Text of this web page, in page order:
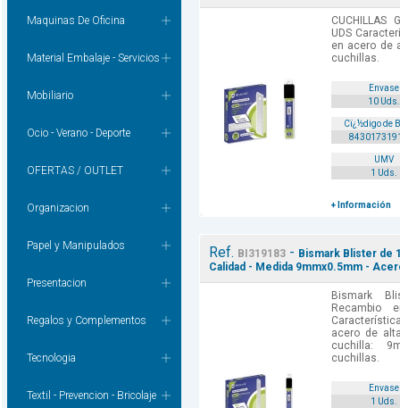
Maquinas De Oficina
Material Embalaje - Servicios
Mobiliario
Ocio - Verano - Deporte
OFERTAS / OUTLET
Organizacion
Papel y Manipulados
Presentacion
Regalos y Complementos
Tecnologia
Textil - Prevencion - Bricolaje
CUCHILLAS
UDS
en acero de
cuchillas.
Envase
10 Uds.
Cï¿½digo de
UMV
1 Uds.
+ Información
Ref. BI319183- Bismark Blister de
Calidad - Medida 9mmx0.5mm -
Bismark
Recambio
acero de
cuchilla:
cuchillas.
Envase
1 Uds.